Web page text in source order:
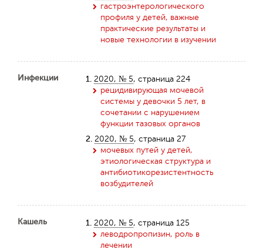
гастроэнтерологического
профиля у детей, важные
практические результаты и
новые технологии в изучении
Инфекции 1. 2020, № 5, страница 224
рецидивирующая мочевой
системы у девочки 5 лет, в
сочетании с нарушением
функции тазовых органов
2. 2020, № 5, страница 27
мочевых путей у детей,
этиологическая структура и
антибиотикорезистентность
возбудителей
Кашель 1. 2020, № 5, страница 125
леводропропизин, роль в
лечении